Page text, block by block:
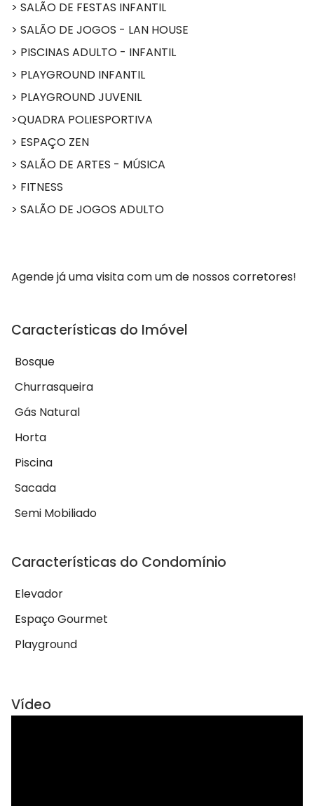
> SALÃO DE FESTAS INFANTIL
> SALÃO DE JOGOS - LAN HOUSE
> PISCINAS ADULTO - INFANTIL
> PLAYGROUND INFANTIL
> PLAYGROUND JUVENIL
>QUADRA POLIESPORTIVA
> ESPAÇO ZEN
> SALÃO DE ARTES - MÚSICA
> FITNESS
> SALÃO DE JOGOS ADULTO
Agende já uma visita com um de nossos corretores!
Características do Imóvel
Bosque
Churrasqueira
Gás Natural
Horta
Piscina
Sacada
Semi Mobiliado
Características do Condomínio
Elevador
Espaço Gourmet
Playground
Vídeo